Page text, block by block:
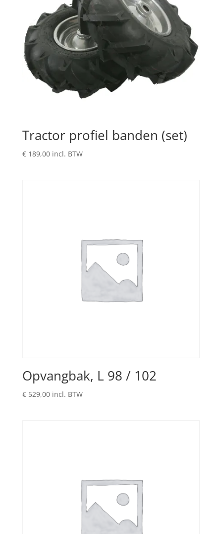
Tractor profiel banden (set)
€189,00 incl. BTW
Opvangbak, L 98 / 102
€529,00 incl. BTW